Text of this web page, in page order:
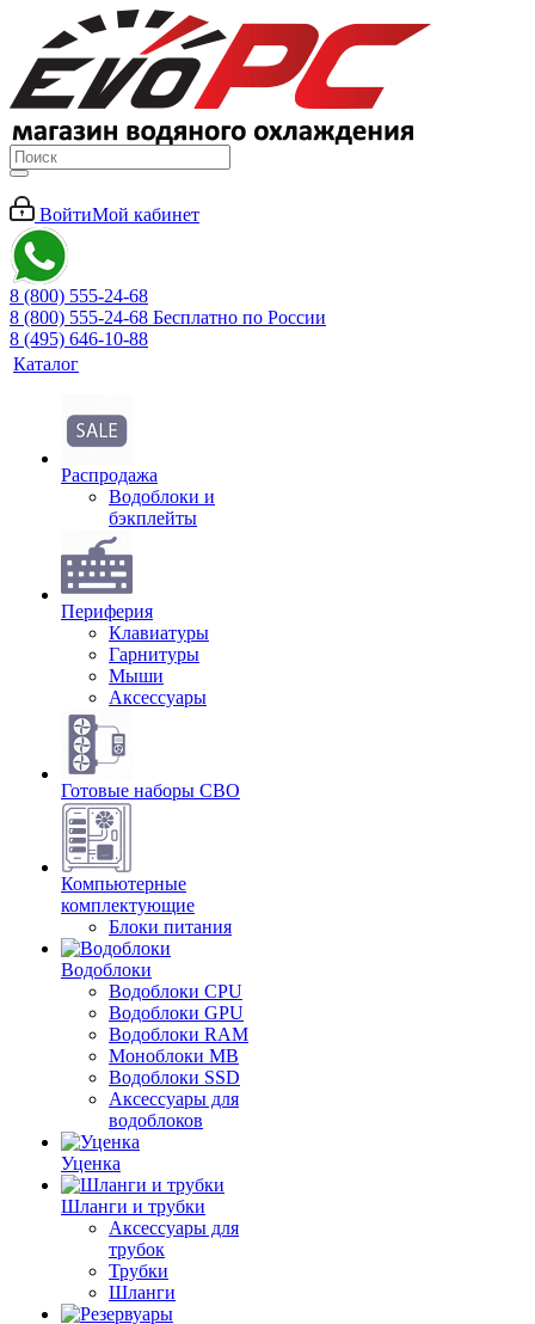
ВойтиМой кабинет
8 (800) 555-24-68
8 (800) 555-24-68 Бесплатно по России
8 (495) 646-10-88
Каталог
Распродажа
Водоблоки и
бэкплейты
Периферия
Клавиатуры
Гарнитуры
Мыши
Аксессуары
Готовые наборы СВО
Компьютерные
комплектующие
Блоки питания
Водоблоки
Водоблоки CPU
Водоблоки GPU
Водоблоки RAM
Моноблоки MB
Водоблоки SSD
Аксессуары для
водоблоков
Уценка
Шланги и трубки
Аксессуары для
трубок
Трубки
Шланги